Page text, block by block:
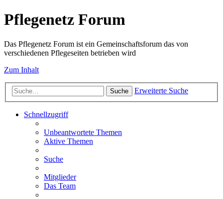
Pflegenetz Forum
Das Pflegenetz Forum ist ein Gemeinschaftsforum das von
verschiedenen Pflegeseiten betrieben wird
Zum Inhalt
Suche Erweiterte Suche
Schnellzugriff
Unbeantwortete Themen
Aktive Themen
Suche
Mitglieder
Das Team